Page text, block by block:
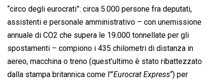
“circo degli eurocrati”: circa 5.000 persone fra deputati,
assistenti e personale amministrativo – con unemissione
annuale di CO2 che supera le 19.000 tonnellate per gli
spostamenti – compiono i 435 chilometri di distanza in
aereo, macchina o treno (quest’ultimo è stato ribattezzato
dalla stampa britannica come l'”Eurocrat Express“) per